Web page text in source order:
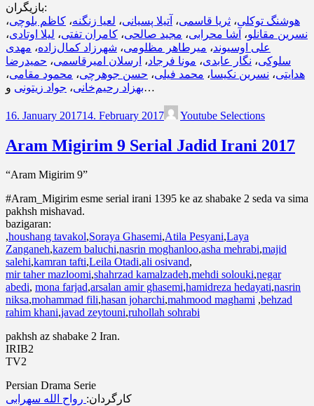
بازیگران:
هوشنگ توکلی، ثریا قاسمی، آتیلا پسیانی، لعیا زنگنه، کاظم بلوچی،
نسرین مقانلو، آشا محرابی، مجید صالحی، کامران تفتی، لیلا اوتادی،
علی اوسیوند، میرطاهر مظلومی، شهرزاد کمال‌زاده، مهدی
سلوکی، نگار عابدی، مونا فرجاد، ارسلان امیرقاسمی، حمیدرضا
هدایتی، نسرین نکیسا، محمد فیلی، حسن جوهرچی، محمود مقامی،
بهزاد رحیم‌خانی، جواد زیتونی و…
16. January 201714. February 2017 Youtube Selections
Aram Migirim 9 Serial Jadid Irani 2017
“Aram Migirim 9”
#Aram_Migirim esme serial irani 1395 ke az shabake 2 seda va sima
pakhsh mishavad.
bazigaran:
,houshang tavakol,Soraya Ghasemi,Atila Pesyani,Laya
Zanganeh,kazem baluchi,nasrin moghanloo,asha mehrabi,majid
salehi,kamran tafti,Leila Otadi,ali osivand,
mir taher mazloomi,shahrzad kamalzadeh,mehdi solouki,negar
abedi, mona farjad,arsalan amir ghasemi,hamidreza hedayati,nasrin
niksa,mohammad fili,hasan joharchi,mahmood maghami ,behzad
rahim khani,javad zeytouni,ruhollah sohrabi
pakhsh az shabake 2 Iran.
IRIB2
TV2
Persian Drama Serie
کارگردان: رواح الله سهرابی